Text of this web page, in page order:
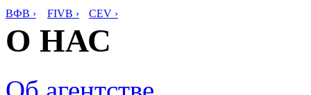
ВФВ › FIVB › CEV ›
О НАС